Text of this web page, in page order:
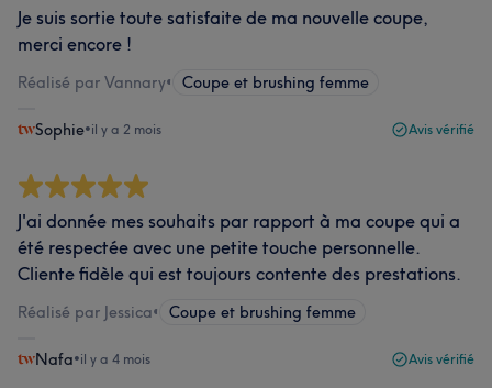
Je suis sortie toute satisfaite de ma nouvelle coupe,
merci encore !
Réalisé par Vannary• Coupe et brushing femme
Sophie•il y a 2 mois Avis vérifié
J'ai donnée mes souhaits par rapport à ma coupe qui a
été respectée avec une petite touche personnelle.
Cliente fidèle qui est toujours contente des prestations.
Réalisé par Jessica• Coupe et brushing femme
Nafa•il y a 4 mois Avis vérifié